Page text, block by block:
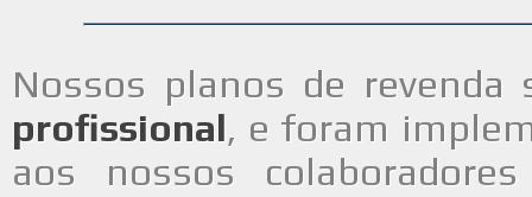
Nossos planos de revenda
profissional, e foram
aos nossos